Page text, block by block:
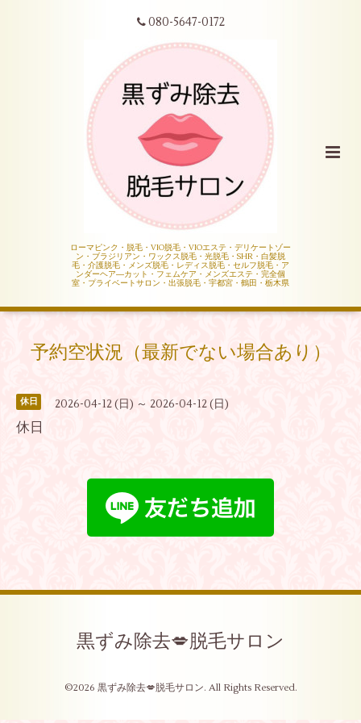
080-5647-0172
ローマピンク・脱毛・VIO脱毛・VIOエステ・デリケートゾー
ン・ブラジリアン・ワックス脱毛・光脱毛・SHR・白髪脱
毛・介護脱毛・メンズ脱毛・レディス脱毛・セルフ脱毛・ア
ンダーヘア―カット・フェムケア・メンズエステ・完全個
室・プライベートサロン・出張脱毛・宇都宮・鶴田・栃木県
予約空状況（最新でない場合あり）
休日 2026-04-12 (日) ～ 2026-04-12 (日)
休日
黒ずみ除去💋脱毛サロン
©2026 黒ずみ除去💋脱毛サロン. All Rights Reserved.